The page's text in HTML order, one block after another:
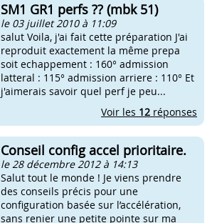
SM1 GR1 perfs ?? (mbk 51)
le 03 juillet 2010 à 11:09
salut Voila, j'ai fait cette préparation J'ai
reproduit exactement la même prepa
soit echappement : 160° admission
latteral : 115° admission arriere : 110° Et
j'aimerais savoir quel perf je peu...
Voir les 12 réponses
Conseil config accel prioritaire.
le 28 décembre 2012 à 14:13
Salut tout le monde ! Je viens prendre
des conseils précis pour une
configuration basée sur l’accélération,
sans renier une petite pointe sur ma